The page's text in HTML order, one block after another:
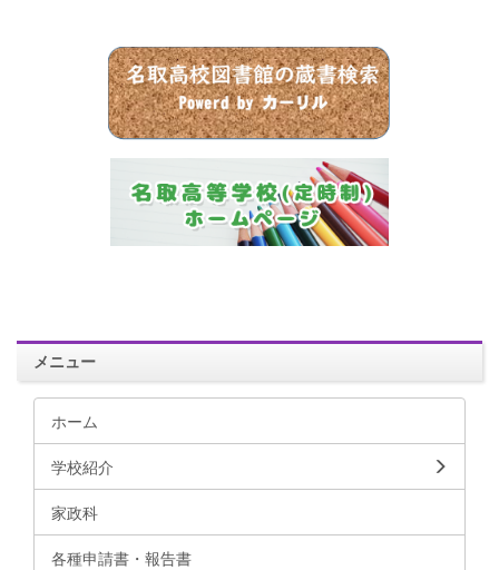
メニュー
ホーム
学校紹介
家政科
各種申請書・報告書